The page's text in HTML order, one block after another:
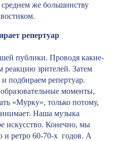
же большинству
репертуар
публики. Проводя какие-
реакцию зрителей. Затем
подбираем репертуар.
моменты,
«Мурку», только потому,
Наша музыка
искусство. Конечно, мы
и ретро 60-70-х годов. А